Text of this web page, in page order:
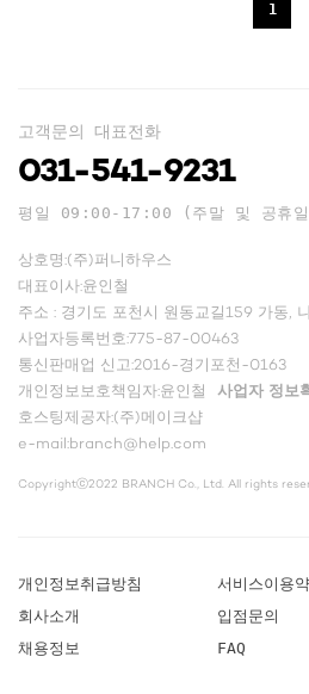
1
고객문의 대표전화
031-541-9231
평일 09:00-17:00 (주말 및 공휴
상호명:(주)퍼니하우스
대표이사:윤인철
주소 : 경기도 포천시 원동교길159 가동,
사업자등록번호:775-87-00463
통신판매업 신고:2016-경기포천-0163
개인정보보호책임자:윤인철
사업자 정보
호스팅제공자:(주)메이크샵
e-mail:branch@help.com
Copyrightⓒ2022 BRANCH Co., Ltd. All rights
개인정보취급방침
서비스이용
회사소개
입점문의
채용정보
FAQ